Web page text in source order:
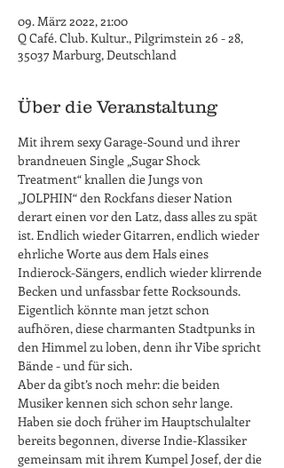
09. März 2022, 21:00
Q Café. Club. Kultur., Pilgrimstein 26 - 28,
35037 Marburg, Deutschland
Über die Veranstaltung
Mit ihrem sexy Garage-Sound und ihrer
brandneuen Single „Sugar Shock
Treatment“ knallen die Jungs von
„JOLPHIN“ den Rockfans dieser Nation
derart einen vor den Latz, dass alles zu spät
ist. Endlich wieder Gitarren, endlich wieder
ehrliche Worte aus dem Hals eines
Indierock-Sängers, endlich wieder klirrende
Becken und unfassbar fette Rocksounds.
Eigentlich könnte man jetzt schon
aufhören, diese charmanten Stadtpunks in
den Himmel zu loben, denn ihr Vibe spricht
Bände - und für sich.
Aber da gibt’s noch mehr: die beiden
Musiker kennen sich schon sehr lange.
Haben sie doch früher im Hauptschulalter
bereits begonnen, diverse Indie-Klassiker
gemeinsam mit ihrem Kumpel Josef, der die